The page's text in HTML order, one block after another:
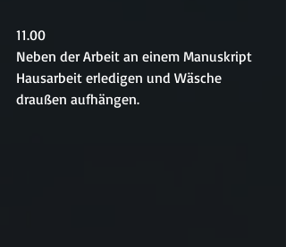
11.00
Neben der Arbeit an einem Manuskript
Hausarbeit erledigen und Wäsche
draußen aufhängen.